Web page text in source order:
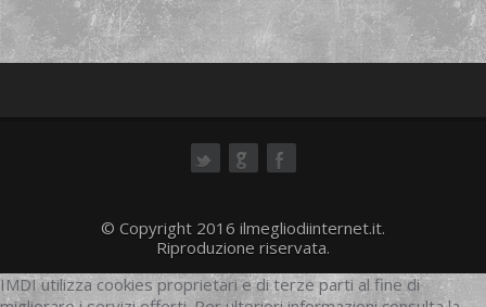
© Copyright 2016 ilmegliodiinternet.it.
Riproduzione riservata.
IMDI utilizza cookies proprietari e di terze parti al fine di